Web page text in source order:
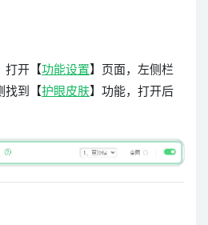
打开【功能设置】页面，左侧栏
找到【护眼皮肤】功能，打开后